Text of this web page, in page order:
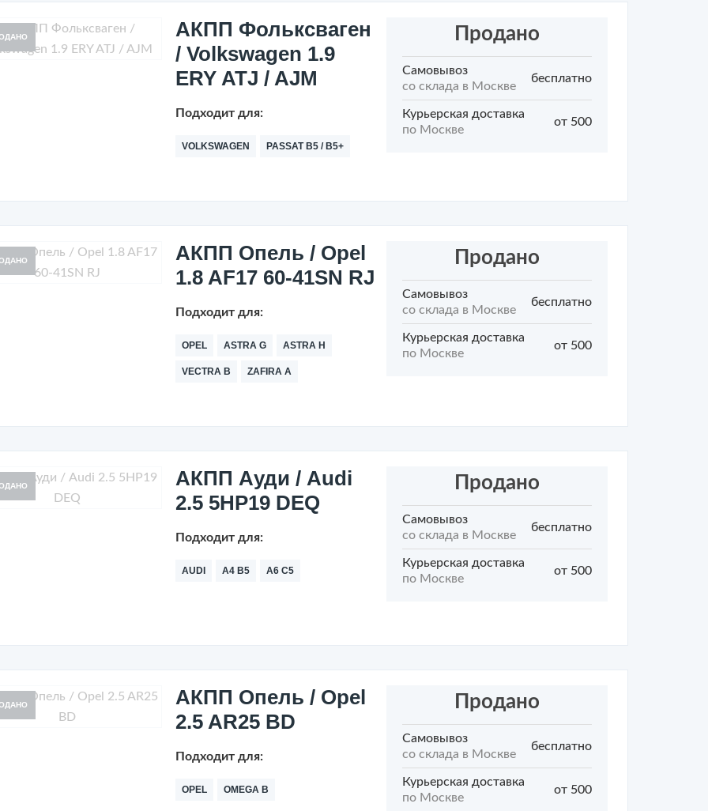
АКПП Фольксваген
/ Volkswagen 1.9
ERY ATJ / AJM
Подходит для:
VOLKSWAGEN PASSAT B5 / B5+
Продано
Самовывоз
со склада в Москве
бесплатно
Курьерская доставка
по Москве
от 500
АКПП Опель / Opel
1.8 AF17 60-41SN RJ
Подходит для:
OPEL ASTRA G ASTRA H
VECTRA B ZAFIRA A
Продано
Самовывоз
со склада в Москве
бесплатно
Курьерская доставка
по Москве
от 500
АКПП Ауди / Audi
2.5 5HP19 DEQ
Подходит для:
AUDI A4 B5 A6 C5
Продано
Самовывоз
со склада в Москве
бесплатно
Курьерская доставка
по Москве
от 500
АКПП Опель / Opel
2.5 AR25 BD
Подходит для:
OPEL OMEGA B
Продано
Самовывоз
со склада в Москве
бесплатно
Курьерская доставка
по Москве
от 500